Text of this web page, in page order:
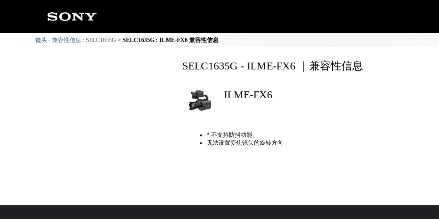
镜头 - 兼容性信息 : SELC1635G SELC1635G : ILME-FX6 兼容性信息
SELC1635G - ILME-FX6 ｜兼容性信息
ILME-FX6
* 不支持防抖功能。
无法设置变焦镜头的旋转方向